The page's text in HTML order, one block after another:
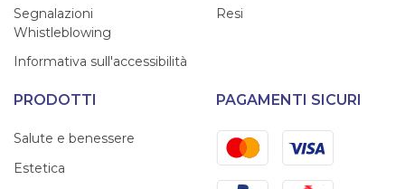
Segnalazioni
Whistleblowing
Informativa sull'accessibilità
Resi
PRODOTTI
Salute e benessere
Estetica
PAGAMENTI SICURI
MastercardVisa